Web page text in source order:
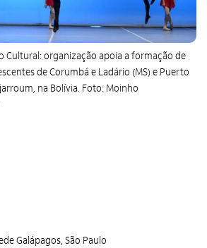
Cultural: organização apoia a formação de
de Corumbá e Ladário (MS) e Puerto
na Bolívia. Foto: Moinho
Galápagos, São Paulo